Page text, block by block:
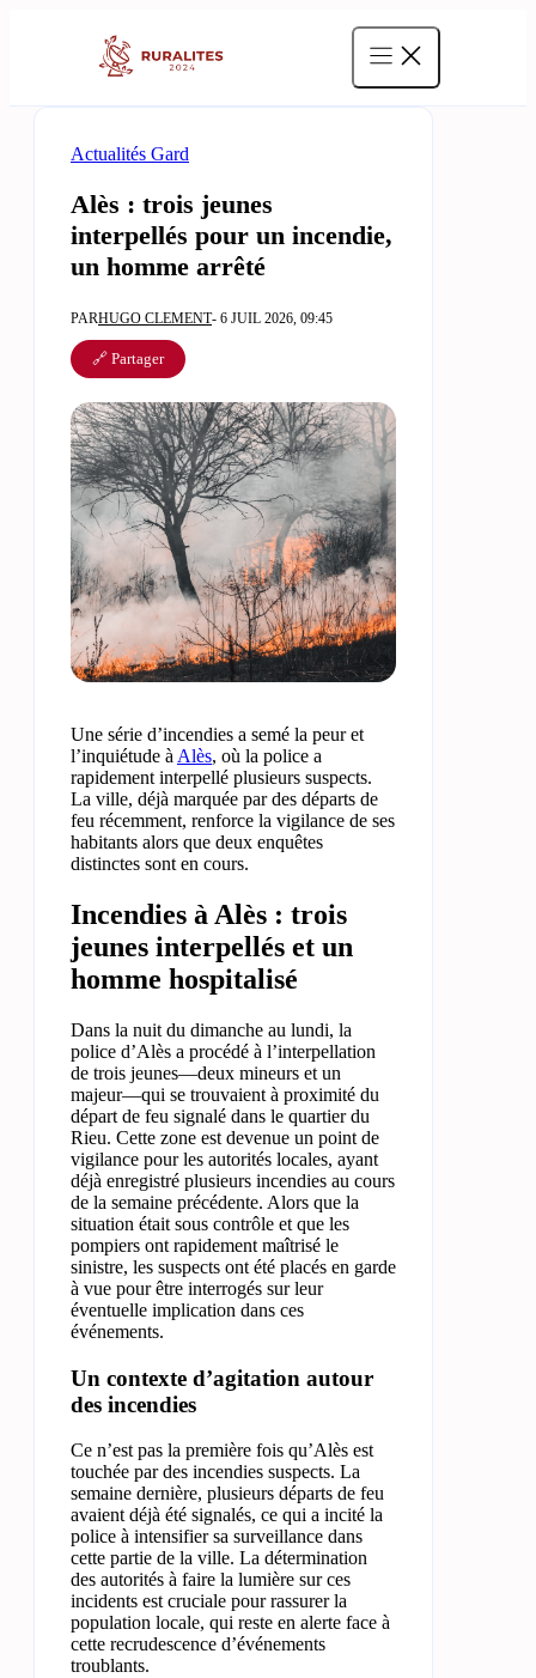
Actualités Gard
Alès : trois jeunes
interpellés pour un incendie,
un homme arrêté
PARHUGO CLEMENT- 6 JUIL 2026, 09:45
🔗 Partager
Une série d’incendies a semé la peur et
l’inquiétude à Alès, où la police a
rapidement interpellé plusieurs suspects.
La ville, déjà marquée par des départs de
feu récemment, renforce la vigilance de ses
habitants alors que deux enquêtes
distinctes sont en cours.
Incendies à Alès : trois
jeunes interpellés et un
homme hospitalisé
Dans la nuit du dimanche au lundi, la
police d’Alès a procédé à l’interpellation
de trois jeunes—deux mineurs et un
majeur—qui se trouvaient à proximité du
départ de feu signalé dans le quartier du
Rieu. Cette zone est devenue un point de
vigilance pour les autorités locales, ayant
déjà enregistré plusieurs incendies au cours
de la semaine précédente. Alors que la
situation était sous contrôle et que les
pompiers ont rapidement maîtrisé le
sinistre, les suspects ont été placés en garde
à vue pour être interrogés sur leur
éventuelle implication dans ces
événements.
Un contexte d’agitation autour
des incendies
Ce n’est pas la première fois qu’Alès est
touchée par des incendies suspects. La
semaine dernière, plusieurs départs de feu
avaient déjà été signalés, ce qui a incité la
police à intensifier sa surveillance dans
cette partie de la ville. La détermination
des autorités à faire la lumière sur ces
incidents est cruciale pour rassurer la
population locale, qui reste en alerte face à
cette recrudescence d’événements
troublants.